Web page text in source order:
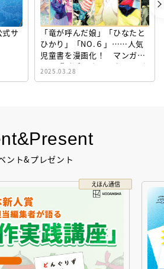
ント&プレゼント
えほん通信
式サ
「竜が呼んだ娘」「ひなたと
ひかり」「NO.６」……人気
児童書を漫画化！ マンガサ
イト『ビブリオシリウス』誕
生！
2025.03.28